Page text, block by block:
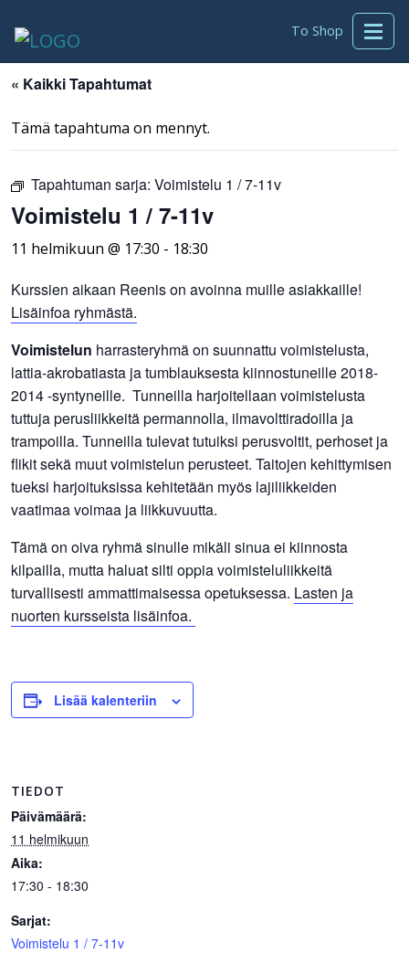
To Shop
« Kaikki Tapahtumat
Tämä tapahtuma on mennyt.
Tapahtuman sarja: Voimistelu 1 / 7-11v
Voimistelu 1 / 7-11v
11 helmikuun @ 17:30 - 18:30
Kurssien aikaan Reenis on avoinna muille asiakkaille!
Lisäinfoa ryhmästä.
Voimistelun harrasteryhmä on suunnattu voimistelusta,
lattia-akrobatiasta ja tumblauksesta kiinnostuneille 2018-
2014 -syntyneille. Tunneilla harjoitellaan voimistelusta
tuttuja perusliikkeitä permannolla, ilmavolttiradoilla ja
trampoilla. Tunneilla tulevat tutuiksi perusvoltit, perhoset ja
flikit sekä muut voimistelun perusteet. Taitojen kehittymisen
tueksi harjoituksissa kehitetään myös lajiliikkeiden
vaatimaa voimaa ja liikkuvuutta.
Tämä on oiva ryhmä sinulle mikäli sinua ei kiinnosta
kilpailla, mutta haluat silti oppia voimisteluliikkeitä
turvallisesti ammattimaisessa opetuksessa. Lasten ja
nuorten kursseista lisäinfoa.
Lisää kalenteriin
TIEDOT
Päivämäärä:
11 helmikuun
Aika:
17:30 - 18:30
Sarjat:
Voimistelu 1 / 7-11v